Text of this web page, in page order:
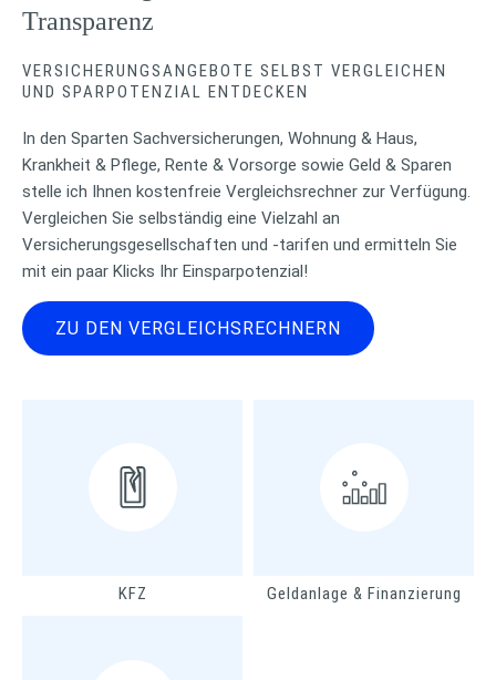
Transparenz
VERSICHERUNGSANGEBOTE SELBST VERGLEICHEN
UND SPARPOTENZIAL ENTDECKEN
KFZ Geldanlage & Finanzierung
In den Sparten Sachversicherungen, Wohnung & Haus,
Krankheit & Pflege, Rente & Vorsorge sowie Geld & Sparen
stelle ich Ihnen kostenfreie Vergleichsrechner zur Verfügung.
Vergleichen Sie selbständig eine Vielzahl an
Versicherungsgesellschaften und -tarifen und ermitteln Sie
mit ein paar Klicks Ihr Einsparpotenzial!
ZU DEN VERGLEICHSRECHNERN